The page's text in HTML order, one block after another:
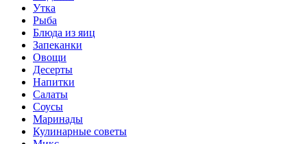
Утка
Рыба
Блюда из яиц
Запеканки
Овощи
Десерты
Напитки
Салаты
Соусы
Маринады
Кулинарные советы